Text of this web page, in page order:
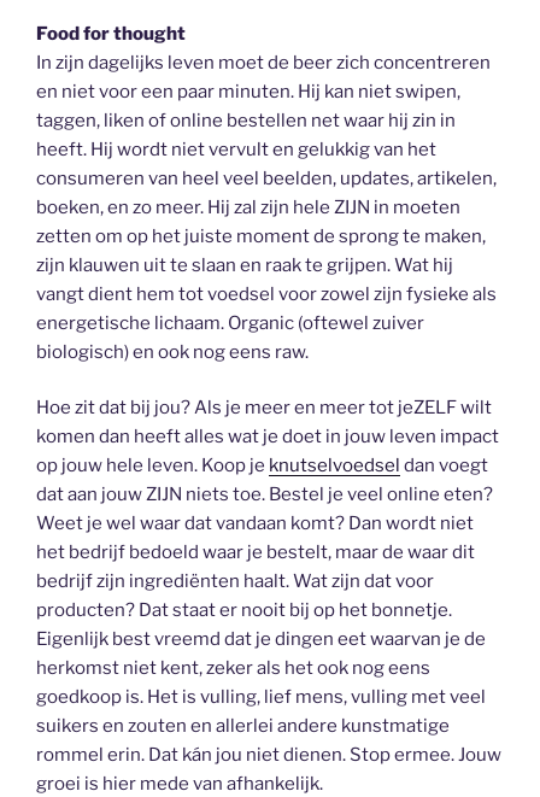
Food for thought
In zijn dagelijks leven moet de beer zich concentreren
en niet voor een paar minuten. Hij kan niet swipen,
taggen, liken of online bestellen net waar hij zin in
heeft. Hij wordt niet vervult en gelukkig van het
consumeren van heel veel beelden, updates, artikelen,
boeken, en zo meer. Hij zal zijn hele ZIJN in moeten
zetten om op het juiste moment de sprong te maken,
zijn klauwen uit te slaan en raak te grijpen. Wat hij
vangt dient hem tot voedsel voor zowel zijn fysieke als
energetische lichaam. Organic (oftewel zuiver
biologisch) en ook nog eens raw.
Hoe zit dat bij jou? Als je meer en meer tot jeZELF wilt
komen dan heeft alles wat je doet in jouw leven impact
op jouw hele leven. Koop je knutselvoedsel dan voegt
dat aan jouw ZIJN niets toe. Bestel je veel online eten?
Weet je wel waar dat vandaan komt? Dan wordt niet
het bedrijf bedoeld waar je bestelt, maar de waar dit
bedrijf zijn ingrediënten haalt. Wat zijn dat voor
producten? Dat staat er nooit bij op het bonnetje.
Eigenlijk best vreemd dat je dingen eet waarvan je de
herkomst niet kent, zeker als het ook nog eens
goedkoop is. Het is vulling, lief mens, vulling met veel
suikers en zouten en allerlei andere kunstmatige
rommel erin. Dat kán jou niet dienen. Stop ermee. Jouw
groei is hier mede van afhankelijk.